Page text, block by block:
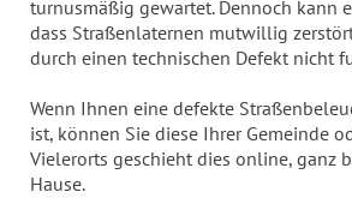
turnusmäßig gewartet. Dennoch kann
dass Straßenlaternen mutwillig
durch einen technischen Defekt nicht
Wenn Ihnen eine defekte
ist, können Sie diese Ihrer Gemeinde
Vielerorts geschieht dies online, ganz
Hause.